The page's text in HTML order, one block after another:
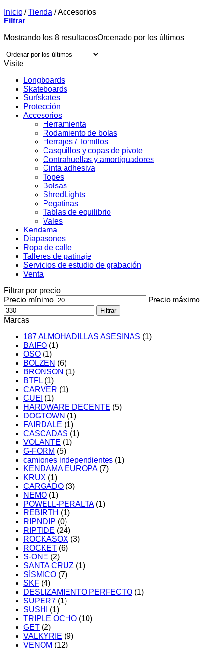
Inicio / Tienda /Accesorios
Filtrar
Mostrando los 8 resultadosOrdenado por los últimos
Visite
Longboards
Skateboards
Surfskates
Protección
Accesorios
Herramienta
Rodamiento de bolas
Herrajes / Tornillos
Casquillos y copas de pivote
Contrahuellas y amortiguadores
Cinta adhesiva
Topes
Bolsas
ShredLights
Pegatinas
Tablas de equilibrio
Vales
Kendama
Diapasones
Ropa de calle
Talleres de patinaje
Servicios de estudio de grabación
Venta
Filtrar por precio
Precio mínimo
Precio máximo
Filtrar
Marcas
187 ALMOHADILLAS ASESINAS (1)
BAIFO (1)
OSO (1)
BOLZEN (6)
BRONSON (1)
BTFL (1)
CARVER (1)
CUEI (1)
HARDWARE DECENTE (5)
DOGTOWN (1)
FAIRDALE (1)
CASCADAS (1)
VOLANTE (1)
G-FORM (5)
camiones independientes (1)
KENDAMA EUROPA (7)
KRUX (1)
CARGADO (3)
NEMO (1)
POWELL-PERALTA (1)
REBIRTH (1)
RIPNDIP (0)
RIPTIDE (24)
ROCKASOX (3)
ROCKET (6)
S-ONE (2)
SANTA CRUZ (1)
SÍSMICO (7)
SKF (4)
DESLIZAMIENTO PERFECTO (1)
SUPER7 (1)
SUSHI
(1)
TRIPLE OCHO (10)
GET (2)
VALKYRIE (9)
VENOM (12)